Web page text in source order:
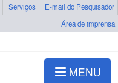
Serviços
E-mail do Pesquisador
Área de imprensa
MENU